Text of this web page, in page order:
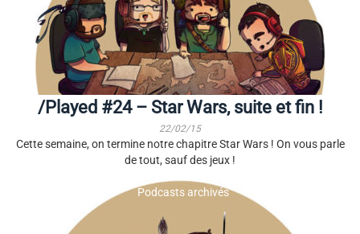
/Played #24 – Star Wars, suite et fin !
22/02/15
Cette semaine, on termine notre chapitre Star Wars ! On vous parle
de tout, sauf des jeux !
Podcasts archivés